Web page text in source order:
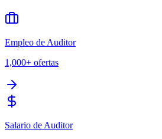
Empleo de Auditor
1,000+ ofertas
Salario de Auditor